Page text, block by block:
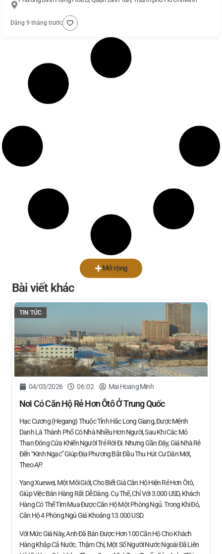
Đăng 9 tháng trước
Mở rộng
Bài viết khác
TIN TỨC
04/03/2026 06:02 Mai Hoang Minh
Nơi Có Căn Hộ Rẻ Hơn Ôtô Ở Trung Quốc
Hạc Cương (Hegang) Thuộc Tỉnh Hắc Long Giang, Được Mệnh
Danh Là Thành Phố Có Nhà Nhiều Hơn Người, Sau Khi Các Mỏ
Than Đóng Cửa Khiến Người Trẻ Rời Đi. Nhưng Gần Đây, Giá Nhà Rẻ
Đến “kinh Ngạc” Giúp Địa Phương Bắt Đầu Thu Hút Cư Dân Mới,
TheoAP.
Yang Xuewei, Một Môi Giới, Cho Biết Giá Căn Hộ Hiện Rẻ Hơn Ôtô,
Giúp Việc Bán Hàng Rất Dễ Dàng. Cụ Thể, Chỉ Với 3.000 USD, Khách
Hàng Có Thể Tìm Mua Được Căn Hộ Một Phòng Ngủ. Trong Khi Đó,
Căn Hộ 4 Phòng Ngủ Giá Khoảng 13.000 USD.
Với Mức Giá Này, Anh Đã Bán Được Hơn 100 Căn Hộ Cho Khách
Hàng Khắp Cả Nước. Thậm Chí, Một Số Người Nước Ngoài Đã Liên